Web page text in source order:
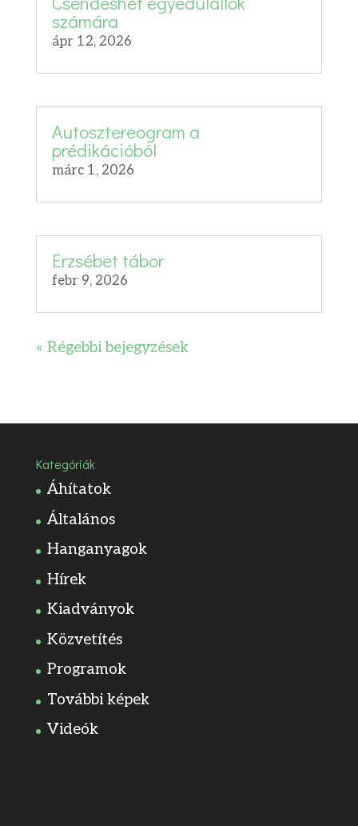
számára
ápr 12, 2026
Autosztereogram a
prédikációból
márc 1, 2026
Erzsébet tábor
febr 9, 2026
« Régebbi bejegyzések
Kategóriák
Áhítatok
Általános
Hanganyagok
Hírek
Kiadványok
Közvetítés
Programok
További képek
Videók